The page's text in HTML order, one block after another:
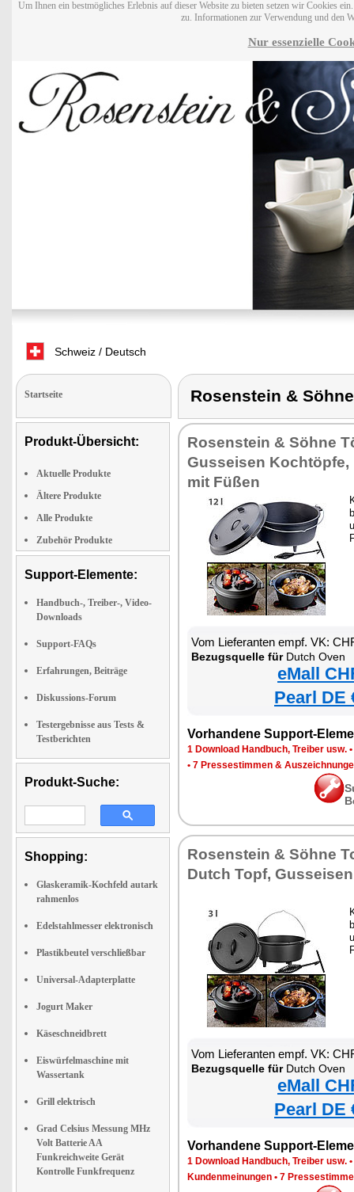
Um Ihnen ein bestmögliches Erlebnis auf dieser Website zu bieten setzen wir Cookies
zu. Informationen zur Verwendung und den
Nur essenzielle
Schweiz / Deutsch
Startseite
Produkt-Übersicht:
Aktuelle Produkte
Ältere Produkte
Alle Produkte
Zubehör Produkte
Support-Elemente:
Handbuch-, Treiber-, Video-
Downloads
Support-FAQs
Erfahrungen, Beiträge
Diskussions-Forum
Testergebnisse aus Tests &
Testberichten
Produkt-Suche:
Shopping:
Glaskeramik-Kochfeld autark
rahmenlos
Edelstahlmesser elektronisch
Plastikbeutel verschließbar
Universal-Adapterplatte
Jogurt Maker
Käseschneidbrett
Eiswürfelmaschine mit
Wassertank
Grill elektrisch
Grad Celsius Messung MHz
Volt Batterie AA
Funkreichweite Gerät
Kontrolle Funkfrequenz
Rosenstein &
Rosenstein & Söhne
Gusseisen Kochtöpfe,
mit Füßen
Vom Lieferanten empf. VK:
Bezugsquelle fürDutch Oven
eMall
Pearl DE
Vorhandene Support-
1 Download Handbuch, Treiber usw. •
• 7 Pressestimmen &
Rosenstein & Söhne
Dutch Topf,
Vom Lieferanten empf. VK:
Bezugsquelle fürDutch Oven
eMall
Pearl DE
Vorhandene Support-
1 Download Handbuch, Treiber usw. •
Kundenmeinungen • 7